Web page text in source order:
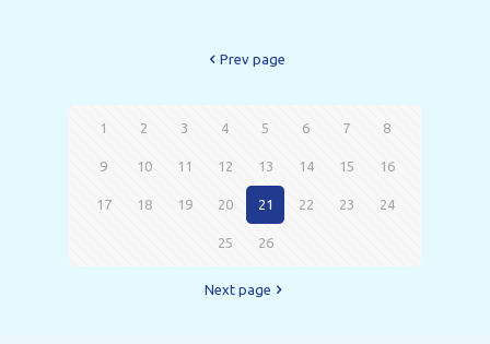
Prev page
1 2 3 4 5 6 7 8
9 10 11 12 13 14 15 16
17 18 19 20 21 22 23 24
25 26
Next page